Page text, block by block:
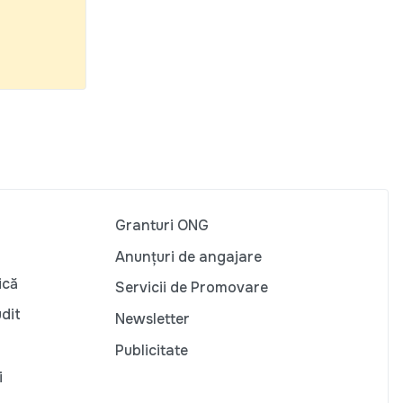
Granturi ONG
Anunțuri de angajare
Servicii de Promovare
Newsletter
Publicitate